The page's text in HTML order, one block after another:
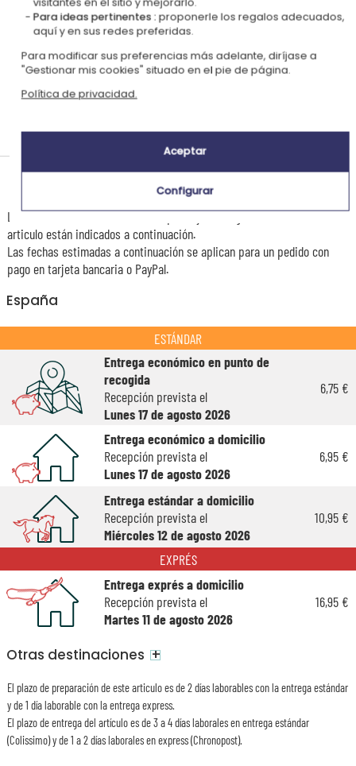
Este regalo es
en Francia
Francia
AOC
Tiempos de entrega y gastos de envío
La estimación de la fecha de recepción y de los gastos de envío de este
articulo están indicados a continuación.
Las fechas estimadas a continuación se aplican para un pedido con
pago en tarjeta bancaria o PayPal.
España
ESTÁNDAR
Entrega económico en punto de
recogida
Recepción prevista el
Lunes 17 de agosto 2026
6,75 €
Entrega económico a domicilio
Recepción prevista el
Lunes 17 de agosto 2026
6,95 €
Entrega estándar a domicilio
Recepción prevista el
Miércoles 12 de agosto 2026
10,95 €
EXPRÉS
Entrega exprés a domicilio
Recepción prevista el
Martes 11 de agosto 2026
16,95 €
Otras destinaciones +
El plazo de preparación de este articulo es de 2 días laborables con la entrega estándar
y de 1 día laborable con la entrega express.
El plazo de entrega del artículo es de 3 a 4 días laborales en entrega estándar
(Colissimo) y de 1 a 2 días laborales en express (Chronopost).
Para ideas pertinentes : proponerle los regalos adecuados,
aquí y en sus redes preferidas.
Para modificar sus preferencias más adelante, diríjase a
"Gestionar mis cookies" situado en el pie de página.
Política de privacidad.
Aceptar
Configurar